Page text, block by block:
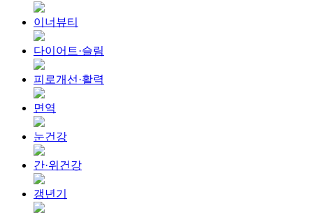
이너뷰티
다이어트·슬림
피로개선·활력
면역
눈건강
간·위건강
갱년기